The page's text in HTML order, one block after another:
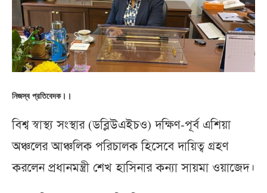
নিজস্ব প্রতিবেদক।।
বিশ্ব স্বাস্থ্য সংস্থার (ডব্লিউএইচও) দক্ষিণ-পূর্ব এশিয়া
অঞ্চলের আঞ্চলিক পরিচালক হিসেবে দায়িত্ব গ্রহণ
করলেন প্রধানমন্ত্রী শেখ হাসিনার কন্যা সায়মা ওয়াজেদ।